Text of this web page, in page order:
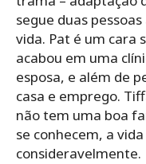
segue duas
vida. Pat é um cara
acabou em uma
esposa, e além de
casa e emprego.
não tem uma boa
se conhecem, a
consideravelmente.